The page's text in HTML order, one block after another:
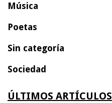
Música
Poetas
Sin categoría
Sociedad
ÚLTIMOS ARTÍCULOS